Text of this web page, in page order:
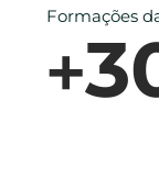
Formações
+